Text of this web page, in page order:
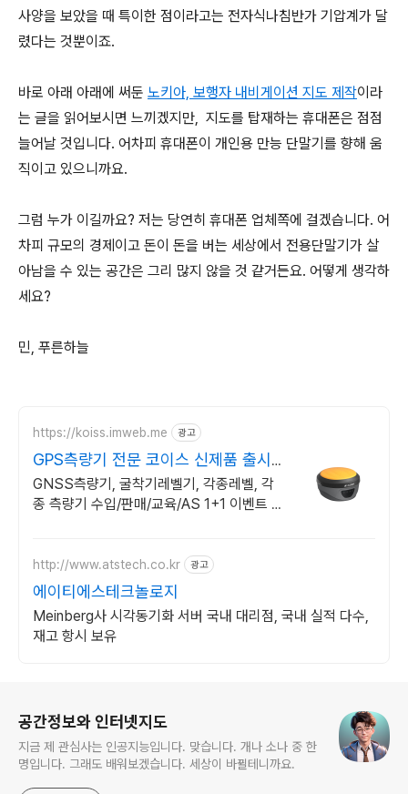
사양을 보았을 때 특이한 점이라고는 전자식나침반가 기압계가 달
렸다는 것뿐이죠.
바로 아래 아래에 써둔 노키아, 보행자 내비게이션 지도 제작이라
는 글을 읽어보시면 느끼겠지만, 지도를 탑재하는 휴대폰은 점점
늘어날 것입니다. 어차피 휴대폰이 개인용 만능 단말기를 향해 움
직이고 있으니까요.
그럼 누가 이길까요? 저는 당연히 휴대폰 업체쪽에 걸겠습니다. 어
차피 규모의 경제이고 돈이 돈을 버는 세상에서 전용단말기가 살
아남을 수 있는 공간은 그리 많지 않을 것 같거든요. 어떻게 생각하
세요?
민, 푸른하늘
https://koiss.imweb.me 광고
GPS측량기 전문 코이스 신제품 출시
기념 할인행사
GNSS측량기, 굴착기레벨기, 각종레벨, 각
종 측량기 수입/판매/교육/AS 1+1 이벤트 진
http://www.atstech.co.kr 광고
에이티에스테크놀로지
Meinberg사 시각동기화 서버 국내 대리점, 국내 실적 다수,
재고 항시 보유
공간정보와 인터넷지도
지금 제 관심사는 인공지능입니다. 맞습니다. 개나 소나 중 한
명입니다. 그래도 배워보겠습니다. 세상이 바뀔테니까요.